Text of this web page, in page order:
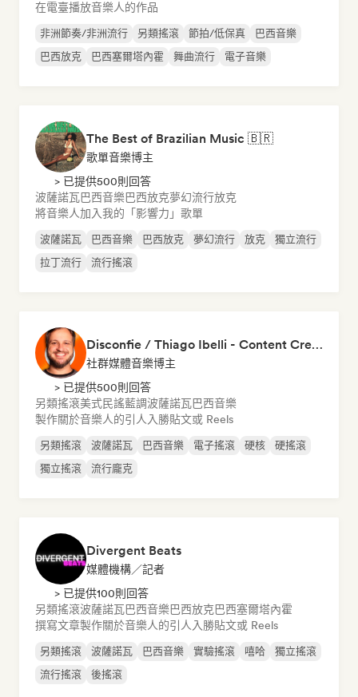
在電臺播放音樂人的作品
非洲節奏/非洲流行 另類搖滾 節拍/低保真
巴西音樂
巴西放克
巴西塞爾塔內霍 舞曲流行 電子音樂
The Best of Brazilian Music 🇧🇷
歌單音樂博主
> 已提供500則回答
波薩諾瓦巴西音樂巴西放克夢幻流行放克
將音樂人加入我的「影響力」歌單
波薩諾瓦 巴西音樂 巴西放克 夢幻流行 放克
獨立流行
拉丁流行
流行搖滾
Disconfie / Thiago Ibelli - Content Creator
社群媒體音樂博主
> 已提供500則回答
另類搖滾美式民謠藍調波薩諾瓦巴西音樂
製作關於音樂人的引人入勝貼文或 Reels
另類搖滾 波薩諾瓦 巴西音樂 電子搖滾 硬核
硬搖滾
獨立搖滾
流行龐克
Divergent Beats
媒體機構／記者
> 已提供100則回答
另類搖滾波薩諾瓦巴西音樂巴西放克 巴西塞爾塔內霍
撰寫文章製作關於音樂人的引人入勝貼文或 Reels
另類搖滾 波薩諾瓦 巴西音樂 實驗搖滾 嘻哈
獨立搖滾
流行搖滾
後搖滾